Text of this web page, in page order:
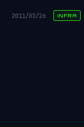
2011/03/26 INFRA